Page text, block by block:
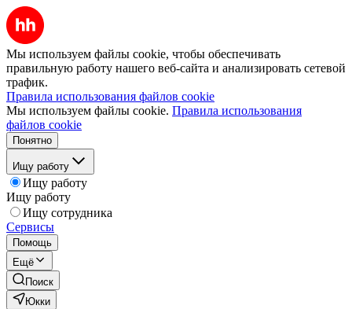
Мы используем файлы cookie, чтобы обеспечивать
правильную работу нашего веб-сайта и анализировать сетевой
трафик.
Правила использования файлов cookie
Мы используем файлы cookie. Правила использования
файлов cookie
Понятно
Ищу работу
Ищу работу
Ищу работу
Ищу сотрудника
Сервисы
Помощь
Ещё
Поиск
Юкки